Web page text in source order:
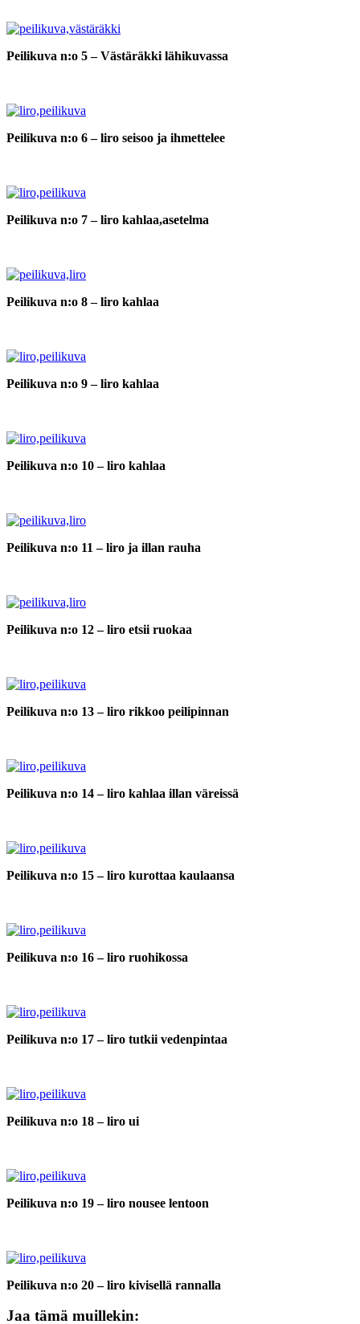
Peilikuva n:o 5 – Västäräkki lähikuvassa
Peilikuva n:o 6 – liro seisoo ja ihmettelee
Peilikuva n:o 7 – liro kahlaa,asetelma
Peilikuva n:o 8 – liro kahlaa
Peilikuva n:o 9 – liro kahlaa
Peilikuva n:o 10 – liro kahlaa
Peilikuva n:o 11 – liro ja illan rauha
Peilikuva n:o 12 – liro etsii ruokaa
Peilikuva n:o 13 – liro rikkoo peilipinnan
Peilikuva n:o 14 – liro kahlaa illan väreissä
Peilikuva n:o 15 – liro kurottaa kaulaansa
Peilikuva n:o 16 – liro ruohikossa
Peilikuva n:o 17 – liro tutkii vedenpintaa
Peilikuva n:o 18 – liro ui
Peilikuva n:o 19 – liro nousee lentoon
Peilikuva n:o 20 – liro kivisellä rannalla
Jaa tämä muillekin: